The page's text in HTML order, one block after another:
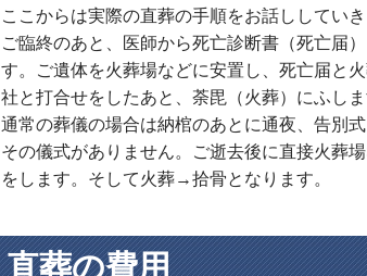
ここからは実際の直葬の手順をお話ししていき
ご臨終のあと、医師から死亡診断書（死亡届
す。ご遺体を火葬場などに安置し、死亡届と
社と打合せをしたあと、荼毘（火葬）にふしま
通常の葬儀の場合は納棺のあとに通夜、告別
その儀式がありません。ご逝去後に直接火葬
をします。そして火葬→拾骨となります。
直葬の費用